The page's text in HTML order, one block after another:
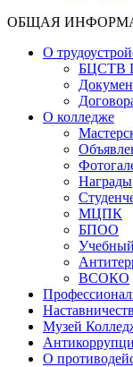
ОБЩАЯ
О
БЦСТВ
О колледже
Награды
МЦПК
БПОО
ВСОКО
Музей
О